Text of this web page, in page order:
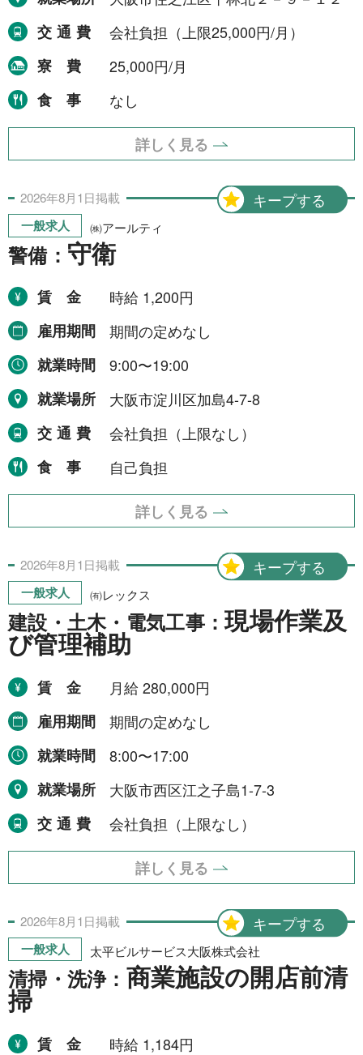
交通費
会社負担（上限25,000円/月）
寮費
25,000円/月
食事
なし
詳しく見る
キープする
2026年8月1日掲載
一般求人 ㈱アールティ
警備： 守衛
賃金
時給 1,200円
雇用期間
期間の定めなし
就業時間
9:00〜19:00
就業場所
大阪市淀川区加島4-7-8
交通費
会社負担（上限なし）
食事
自己負担
詳しく見る
キープする
2026年8月1日掲載
一般求人 ㈲レックス
建設・土木・電気工事：現場作業及
び管理補助
賃金
月給 280,000円
雇用期間
期間の定めなし
就業時間
8:00〜17:00
就業場所
大阪市西区江之子島1-7-3
交通費
会社負担（上限なし）
詳しく見る
キープする
2026年8月1日掲載
一般求人 太平ビルサービス大阪株式会社
清掃・洗浄： 商業施設の開店前清
掃
賃金
時給 1,184円